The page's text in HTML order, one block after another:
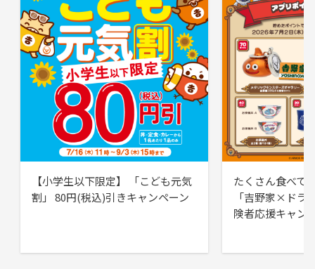
【小学生以下限定】 「こども元気
割」 80円(税込)引きキャンペーン
たくさん食べて
「吉野家×ドラ
険者応援キャン